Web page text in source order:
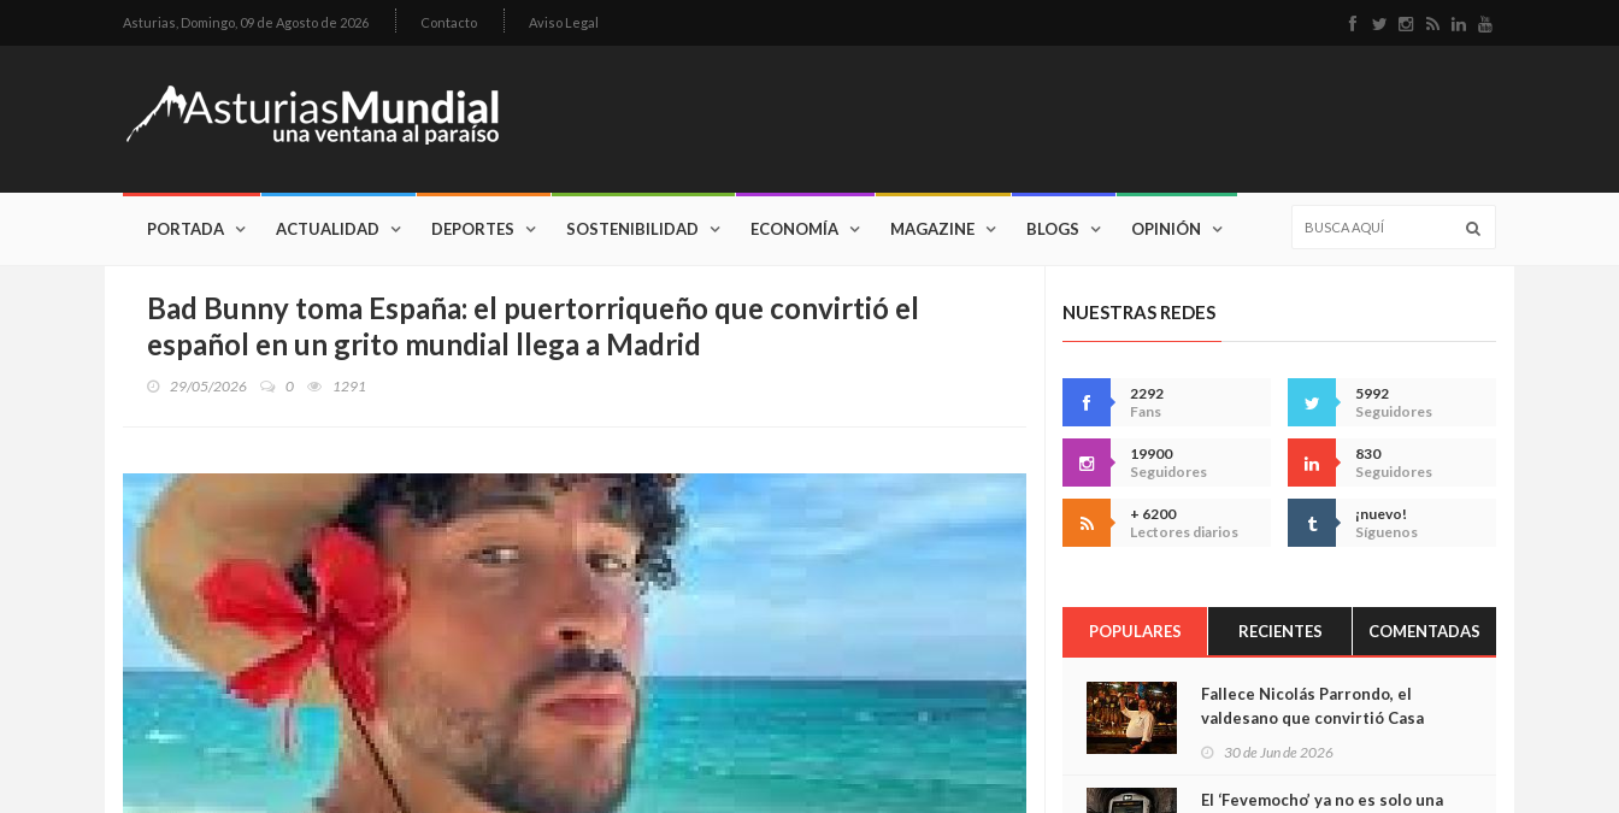
Asturias, Domingo, 09 de Agosto de 2026 Contacto Aviso Legal
PORTADA ACTUALIDAD DEPORTES SOSTENIBILIDAD ECONOMÍA MAGAZINE BLOGS OPINIÓN
Bad Bunny toma España: el puertorriqueño que convirtió el
español en un grito mundial llega a Madrid
29/05/2026 0 1291
NUESTRAS REDES
2292
Fans
5992
Seguidores
19900
Seguidores
830
Seguidores
+ 6200
Lectores diarios
¡nuevo!
Síguenos
POPULARES RECIENTES COMENTADAS
Fallece Nicolás Parrondo, el
valdesano que convirtió Casa
30 de Jun de 2026
El ‘Fevemocho’ ya no es solo una